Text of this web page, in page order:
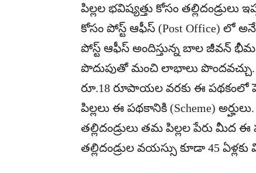
పిల్లల భవిష్యత్తు కోసం
కోసం పోస్ట్ ఆఫీస్ (Post Office)
పోస్ట్ ఆఫీస్ అందిస్తున్న బాల జీవన్
పొదుపుతో మంచి లాభాలు పొందవచ్చు.
రూ.18 రూపాయల వరకు ఈ పథకంలో
పిల్లలు ఈ పథకానికి (Scheme)
తల్లిదండ్రులు తమ పిల్లల పేరు మీద
తల్లిదండ్రుల వయస్సు కూడా 45